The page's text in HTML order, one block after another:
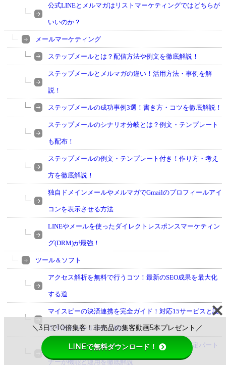
公式LINEとメルマガはリストマーケティングではどちらが
いいのか？
メールマーケティング
ステップメールとは？配信方法や例文を徹底解説！
ステップメールとメルマガの違い！活用方法・事例を解
説！
ステップメールの成功事例3選！書き方・コツを徹底解説！
ステップメールのシナリオ分岐とは？例文・テンプレート
も配布！
ステップメールの例文・テンプレート付き！作り方・考え
方を徹底解説！
独自ドメインメールやメルマガでGmailのプロフィールアイ
コンを表示させる方法
LINEやメールを使ったダイレクトレスポンスマーケティン
グ(DRM)が最強！
ツール＆ソフト
アクセス解析を無料で行うコツ！最新のSEO成果を最大化
する道
マイスピーの決済連携を完全ガイド！対応15サービスと設
定手順をわかりやすく解説
マイスピーでメルマガ配信を始めるなら必読！認定パート
ナーが機能と運用を徹底解説
＼3日で10倍集客！非売品の集客動画5本プレゼント／
LINEで無料ダウンロード！